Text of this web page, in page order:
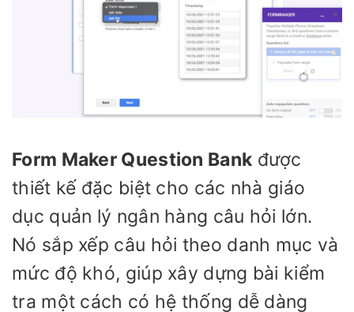
Form Maker Question Bank được
thiết kế đặc biệt cho các nhà giáo
dục quản lý ngân hàng câu hỏi lớn.
Nó sắp xếp câu hỏi theo danh mục và
mức độ khó, giúp xây dựng bài kiểm
tra một cách có hệ thống dễ dàng